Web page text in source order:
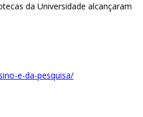
da Universidade alcançaram
e-da-pesquisa/